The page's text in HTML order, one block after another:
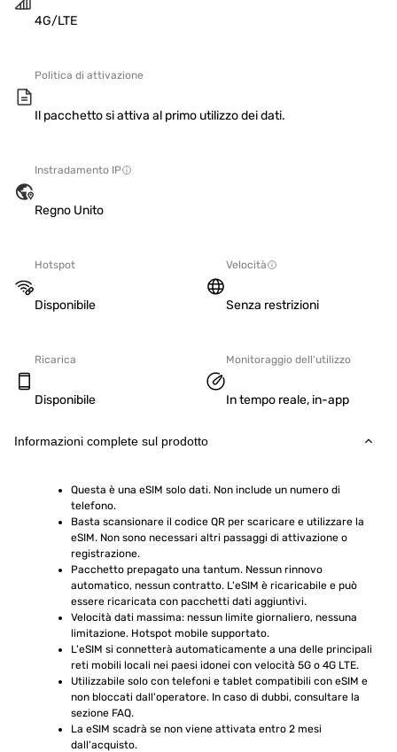
4G/LTE
Politica di attivazione
Il pacchetto si attiva al primo utilizzo dei dati.
Instradamento IP
Regno Unito
Hotspot
Disponibile
Velocità
Senza restrizioni
Ricarica
Disponibile
Monitoraggio dell'utilizzo
In tempo reale, in-app
Informazioni complete sul prodotto
Questa è una eSIM solo dati. Non include un numero di
telefono.
Basta scansionare il codice QR per scaricare e utilizzare la
eSIM. Non sono necessari altri passaggi di attivazione o
registrazione.
Pacchetto prepagato una tantum. Nessun rinnovo
automatico, nessun contratto. L'eSIM è ricaricabile e può
essere ricaricata con pacchetti dati aggiuntivi.
Velocità dati massima: nessun limite giornaliero, nessuna
limitazione. Hotspot mobile supportato.
L'eSIM si connetterà automaticamente a una delle principali
reti mobili locali nei paesi idonei con velocità 5G o 4G LTE.
Utilizzabile solo con telefoni e tablet compatibili con eSIM e
non bloccati dall'operatore. In caso di dubbi, consultare la
sezione FAQ.
La eSIM scadrà se non viene attivata entro 2 mesi
dall'acquisto.